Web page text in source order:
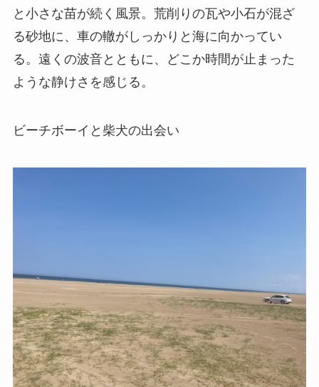
と小さな苗が続く風景。荒削りの瓦や小石が混ざ
る砂地に、車の轍がしっかりと海に向かってい
る。遠くの波音とともに、どこか時間が止まった
ような静けさを感じる。
ビーチボーイと柴犬の出会い